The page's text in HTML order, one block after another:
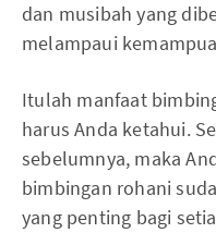
dan musibah yang
melampaui
Itulah manfaat
harus Anda ketahui.
sebelumnya, maka
bimbingan rohani
yang penting bagi